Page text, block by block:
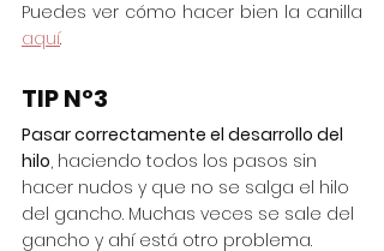
aquí.
TIP Nº3
Pasar correctamente el desarrollo del
hilo, haciendo todos los pasos sin
hacer nudos y que no se salga el hilo
del gancho. Muchas veces se sale del
gancho y ahí está otro problema.